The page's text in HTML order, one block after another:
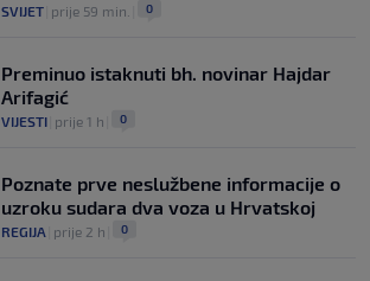
SVIJET prije 59 min. 0
Preminuo istaknuti bh. novinar Hajdar
Arifagić
VIJESTI prije 1 h 0
Poznate prve neslužbene informacije o
uzroku sudara dva voza u Hrvatskoj
REGIJA prije 2 h 0